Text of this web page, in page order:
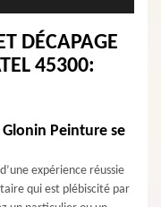
DÉCAPAGE
45300:
Peinture se
expérience réussie
qui est plébiscité par